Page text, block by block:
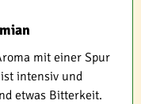
mit einer Spur
intensiv und
etwas Bitterkeit.